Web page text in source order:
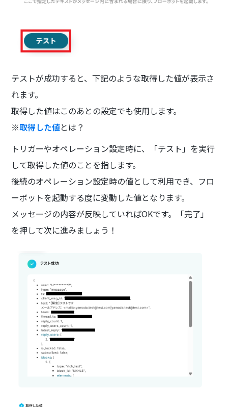
テストが成功すると、下記のような取得した値が表示さ
れます。
取得した値はこのあとの設定でも使用します。
※取得した値とは？
トリガーやオペレーション設定時に、「テスト」を実行
して取得した値のことを指します。
後続のオペレーション設定時の値として利用でき、フロ
ーボットを起動する度に変動した値となります。
メッセージの内容が反映していればOKです。「完了」
を押して次に進みましょう！